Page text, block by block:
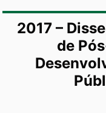
2017 –
de